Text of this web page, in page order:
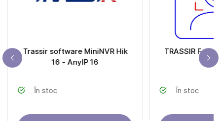
Trassir software MiniNVR Hik
16 - AnyIP 16
În stoc
TRASSIR Face
În stoc